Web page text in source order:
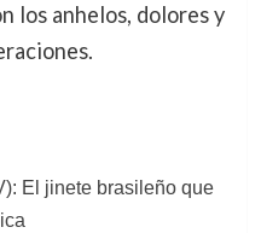
los anhelos, dolores y
El jinete brasileño que